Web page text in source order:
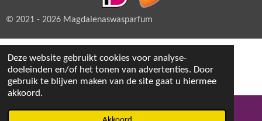
Deze website gebruikt cookies voor analyse-
doeleinden en/of het tonen van advertenties. Door
gebruik te blijven maken van de site gaat u hiermee
akkoord.
© 2021 - 2026 Magdalenaswasparfum